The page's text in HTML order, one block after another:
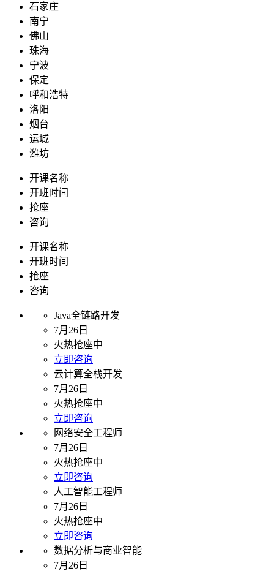
石家庄
南宁
佛山
珠海
宁波
保定
呼和浩特
洛阳
烟台
运城
潍坊
开课名称
开班时间
抢座
咨询
开课名称
开班时间
抢座
咨询
Java全链路开发
7月26日
火热抢座中
立即咨询
云计算全栈开发
7月26日
火热抢座中
立即咨询
网络安全工程师
7月26日
火热抢座中
立即咨询
人工智能工程师
7月26日
火热抢座中
立即咨询
数据分析与商业智能
7月26日